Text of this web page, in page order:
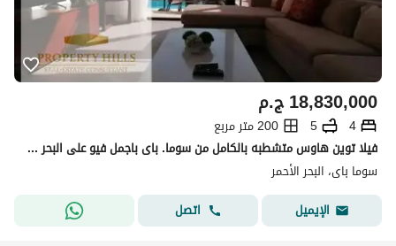
ج.م18,830,000
4
5
200 متر مربع
فيلا توين هاوس متشطبه بالكامل من سوما. باى باجمل فيو على البحر الاحمر
سوما باى، البحر الأحمر
الإيميل
اتصل